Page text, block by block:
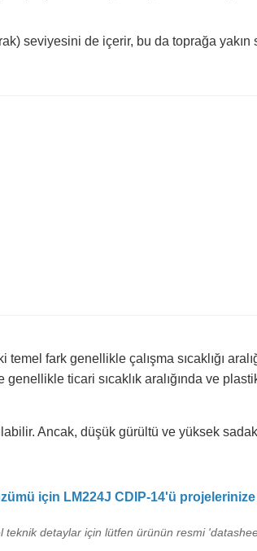
seviyesini de içerir, bu da toprağa yakın
fark genellikle çalışma sıcaklığı
ticari sıcaklık aralığında ve
Ancak, düşük gürültü ve yüksek
için LM224J CDIP-14'ü
detaylar için lütfen ürünün resmi